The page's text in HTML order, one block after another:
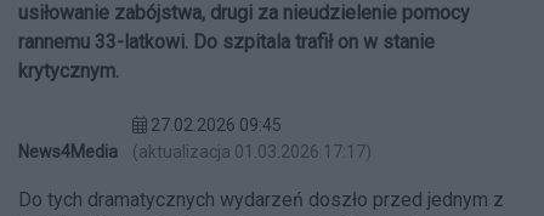
usiłowanie zabójstwa, drugi za nieudzielenie pomocy
rannemu 33-latkowi. Do szpitala trafił on w stanie
krytycznym.
News4Media
27.02.2026 09:45
(aktualizacja 01.03.2026 17:17)
Do tych dramatycznych wydarzeń doszło przed jednym z